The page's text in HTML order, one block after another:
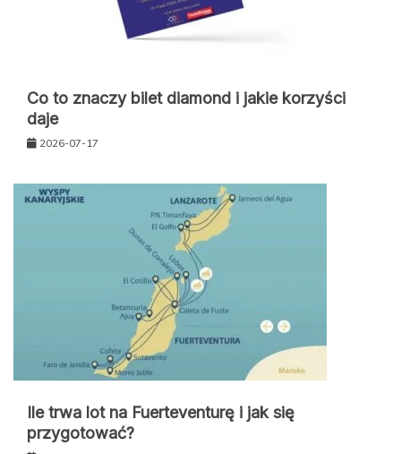
Co to znaczy bilet diamond i jakie korzyści
daje
2026-07-17
Ile trwa lot na Fuerteventurę i jak się
przygotować?